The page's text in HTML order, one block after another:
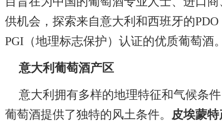
供机会，探索来自意大利和西班牙的
PGI（地理标志保护）认证的优质葡萄酒
意大利葡萄酒产区
意大利拥有多样的地理特征和气候条
葡萄酒提供了独特的风土条件。 皮埃蒙